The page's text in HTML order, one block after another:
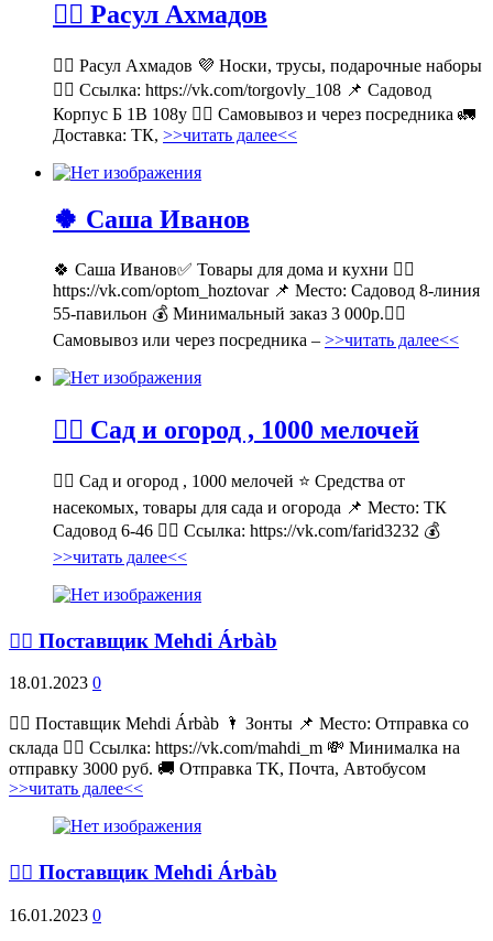
💁‍♂ Расул Ахмадов
💁‍♂ Расул Ахмадов 💜 Носки, трусы, подарочные наборы
👉🏻 Ссылка: https://vk.com/torgovly_108 📌 Садовод
Корпус Б 1В 108у 🚶‍♂ Самовывоз и через посредника 🚛
Доставка: ТК, >>читать далее<<
🍀 Саша Иванов
🍀 Саша Иванов✅ Товары для дома и кухни 👉🏻
https://vk.com/optom_hoztovar 📌 Место: Садовод 8-линия
55-павильон 💰 Минимальный заказ 3 000р.🚶‍♀
Самовывоз или через посредника – >>читать далее<<
💁‍♂ Сад и огород , 1000 мелочей
💁‍♂ Сад и огород , 1000 мелочей ⭐ Средства от
насекомых, товары для сада и огорода 📌 Место: ТК
Садовод 6-46 👉🏻 Ссылка: https://vk.com/farid3232 💰
>>читать далее<<
💁‍♂ Поставщик Mehdi Árbàb
18.01.2023 0
💁‍♂ Поставщик Mehdi Árbàb 🌂 Зонты 📌 Место: Отправка со
склада 👉🏻 Ссылка: https://vk.com/mahdi_m 💸 Минималка на
отправку 3000 руб. 🚚 Отправка ТК, Почта, Автобусом
>>читать далее<<
💁‍♂ Поставщик Mehdi Árbàb
16.01.2023 0